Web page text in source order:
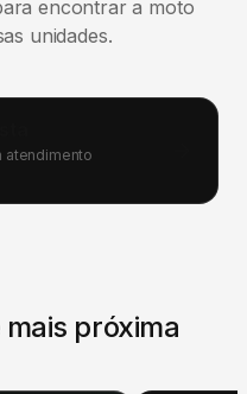
encontrar a moto
unidades.
atendimento
próxima